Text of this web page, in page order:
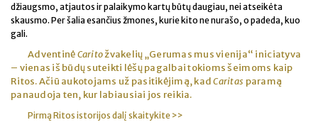
džiaugsmo, atjautos ir palaikymo kartų būtų daugiau, nei atseikėta
skausmo. Per šalia esančius žmones, kurie kito ne nurašo, o padeda, kuo
gali.
AdventinėCaritožvakelių „Gerumas mus vienija“ iniciatyva
– vienas iš būdų suteikti lėšų pagalbai tokioms šeimoms kaip
Ritos. Ačiū aukotojams už pasitikėjimą, kadCaritas paramą
panaudoja ten, kur labiausiai jos reikia.
Pirmą Ritos istorijos dalį skaitykite >>